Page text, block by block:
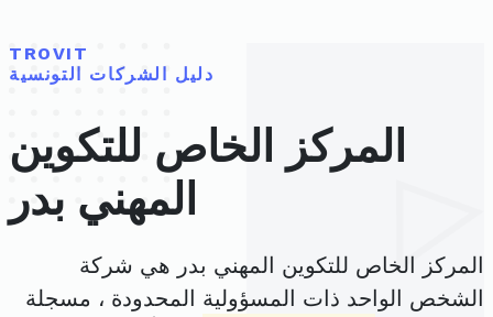
TROVIT
دليل الشركات التونسية
المركز الخاص للتكوين
المهني بدر
المركز الخاص للتكوين المهني بدر هي شركة
الشخص الواحد ذات المسؤولية المحدودة ، مسجلة